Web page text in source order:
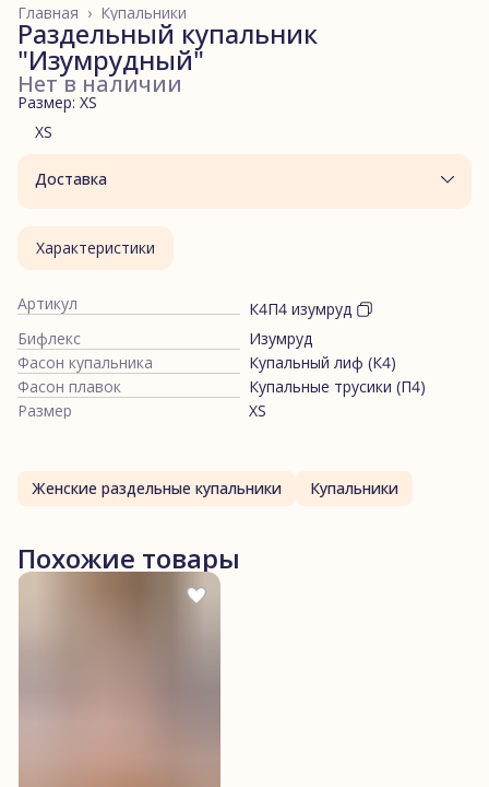
Купальники
Главная ›
Раздельный купальник
"Изумрудный"
Нет в наличии
Размер: XS
XS
Доставка
Характеристики
Артикул
К4П4 изумруд
Бифлекс
Изумруд
Фасон купальника
Купальный лиф (К4)
Фасон плавок
Купальные трусики (П4)
Размер
XS
Женские раздельные купальники Купальники
Похожие товары